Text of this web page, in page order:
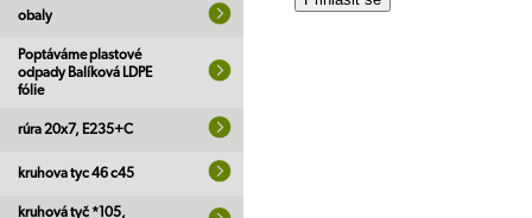
obaly
Poptáváme plastové
odpady Balíková LDPE
fólie
rúra 20x7, E235+C
kruhova tyc 46 c45
kruhová tyč *105,